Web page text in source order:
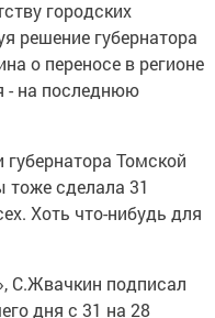
городских
решение губернатора
о переносе в регионе
- на последнюю
Томской
тоже сделала 31
Хоть что-нибудь для
С.Жвачкин подписал
дня с 31 на 28